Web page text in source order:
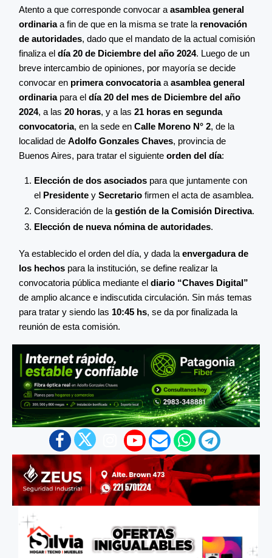
Atento a que corresponde convocar a asamblea general
ordinariaa fin de que en la misma se trate la renovación
de autoridades, dado que el mandato de la actual comisión
finaliza el día 20 de Diciembre del año 2024. Luego de un
breve intercambio de opiniones, por mayoría se decide
convocar en primera convocatoriaa asamblea general
ordinariapara el día 20 del mes de Diciembre del año
2024, a las 20 horas, y a las 21 horas en segunda
convocatoria, en la sede en Calle Moreno N° 2, de la
localidad de Adolfo Gonzales Chaves, provincia de
Buenos Aires, para tratar el siguiente orden del día:
Elección de dos asociados para que juntamente con
el Presidente y Secretario firmen el acta de asamblea.
Consideración de la gestión de la Comisión Directiva.
Elección de nueva nómina de autoridades.
Ya establecido el orden del día, y dada la envergadura de
los hechos para la institución, se define realizar la
convocatoria pública mediante el diario “Chaves Digital”
de amplio alcance e indiscutida circulación. Sin más temas
para tratar y siendo las 10:45 hs, se da por finalizada la
reunión de esta comisión.